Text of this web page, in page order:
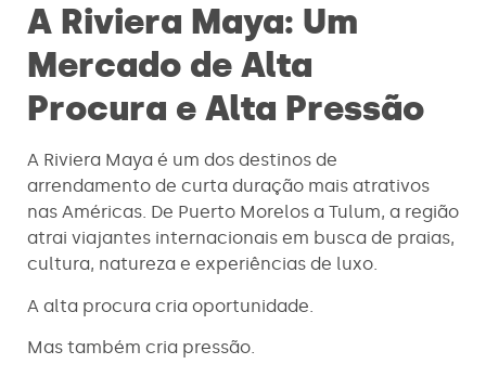
A Riviera Maya: Um
Mercado de Alta
Procura e Alta Pressão
A Riviera Maya é um dos destinos de
arrendamento de curta duração mais atrativos
nas Américas. De Puerto Morelos a Tulum, a região
atrai viajantes internacionais em busca de praias,
cultura, natureza e experiências de luxo.
A alta procura cria oportunidade.
Mas também cria pressão.